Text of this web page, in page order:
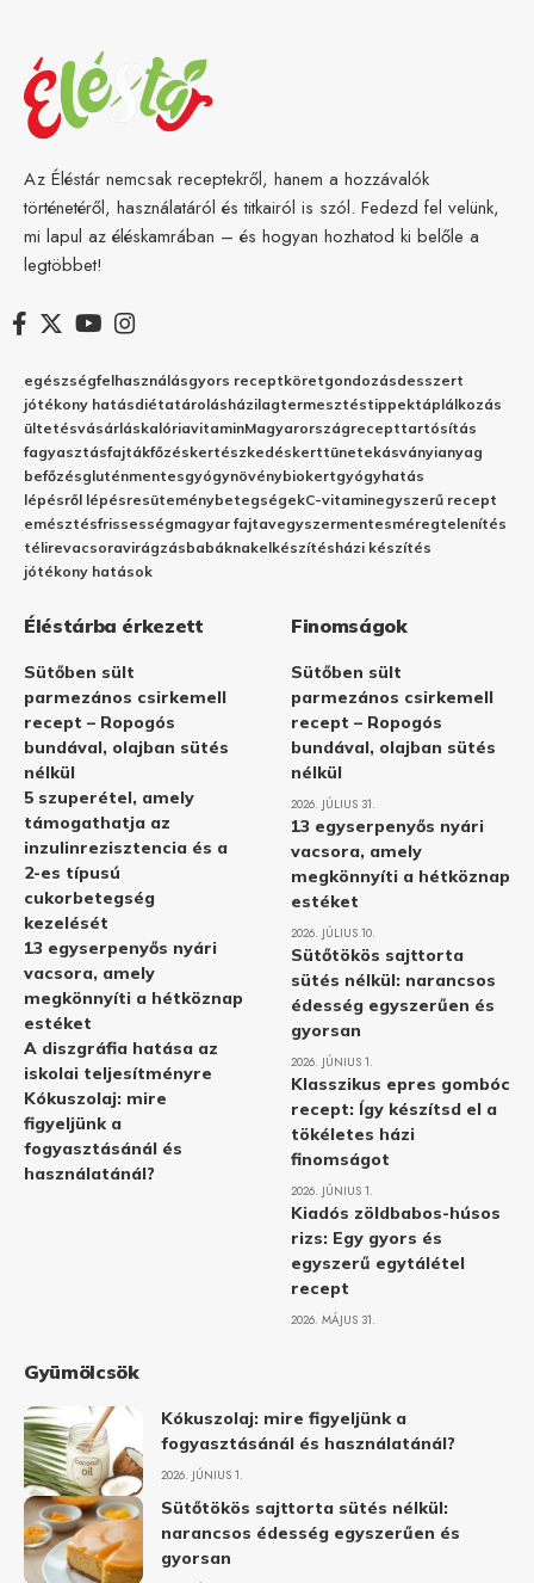
Az Éléstár nemcsak receptekről, hanem a hozzávalók
történetéről, használatáról és titkairól is szól. Fedezd fel velünk,
mi lapul az éléskamrában – és hogyan hozhatod ki belőle a
legtöbbet!
egészségfelhasználásgyors receptköretgondozásdesszert
jótékony hatásdiétatárolásházilagtermesztéstippektáplálkozás
ültetésvásárláskalóriavitaminMagyarországrecepttartósítás
fagyasztásfajtákfőzéskertészkedéskerttünetekásványianyag
befőzésgluténmentesgyógynövénybiokertgyógyhatás
lépésről lépésresüteménybetegségekC-vitaminegyszerű recept
emésztésfrissességmagyar fajtavegyszermentesméregtelenítés
télirevacsoravirágzásbabáknakelkészítésházi készítés
jótékony hatások
Éléstárba érkezett
Sütőben sült
parmezános csirkemell
recept – Ropogós
bundával, olajban sütés
nélkül
5 szuperétel, amely
támogathatja az
inzulinrezisztencia és a
2-es típusú
cukorbetegség
kezelését
13 egyserpenyős nyári
vacsora, amely
megkönnyíti a hétköznap
estéket
A diszgráfia hatása az
iskolai teljesítményre
Kókuszolaj: mire
figyeljünk a
fogyasztásánál és
használatánál?
Finomságok
Sütőben sült
parmezános csirkemell
recept – Ropogós
bundával, olajban sütés
nélkül
2026. JÚLIUS 31.
13 egyserpenyős nyári
vacsora, amely
megkönnyíti a hétköznap
estéket
2026. JÚLIUS 10.
Sütőtökös sajttorta
sütés nélkül: narancsos
édesség egyszerűen és
gyorsan
2026. JÚNIUS 1.
Klasszikus epres gombóc
recept: Így készítsd el a
tökéletes házi
finomságot
2026. JÚNIUS 1.
Kiadós zöldbabos-húsos
rizs: Egy gyors és
egyszerű egytálétel
recept
2026. MÁJUS 31.
Gyümölcsök
Kókuszolaj: mire figyeljünk a
fogyasztásánál és használatánál?
2026. JÚNIUS 1.
Sütőtökös sajttorta sütés nélkül:
narancsos édesség egyszerűen és
gyorsan